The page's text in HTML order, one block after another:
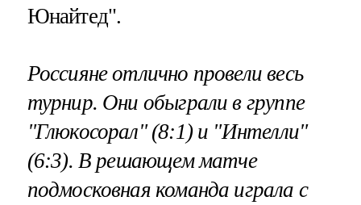
Юнайтед".
Россияне отлично провели весь
турнир. Они обыграли в группе
"Глюкосорал" (8:1) и "Интелли"
(6:3). В решающем матче
подмосковная команда играла с